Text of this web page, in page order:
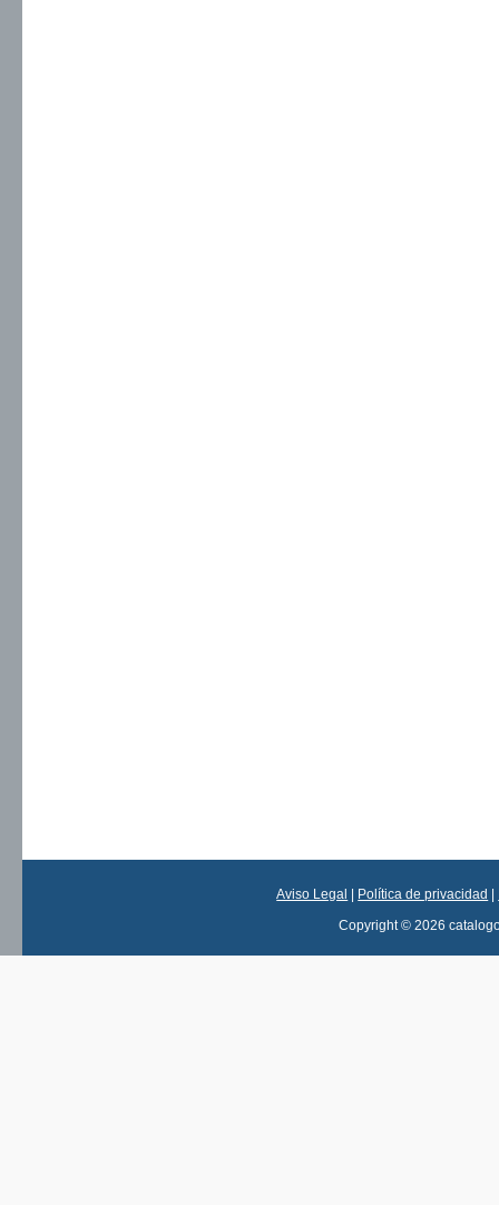
Aviso Legal Política de privacidad
Copyright © 2026